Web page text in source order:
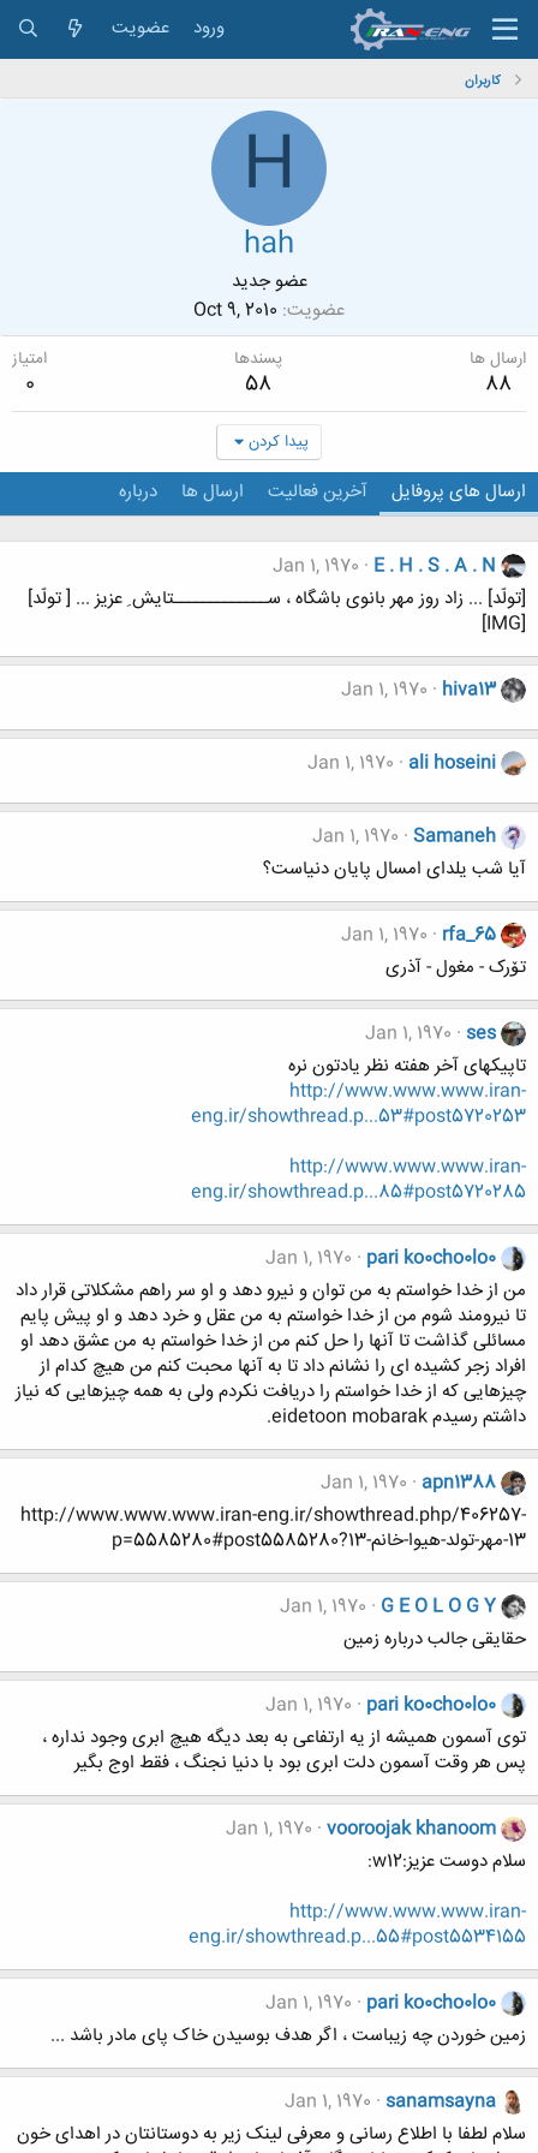
ورود عضویت
کاربران
H
hah
عضو جدید
عضویت Oct 9, 2010
ارسال ها
88
پسندها
58
امتیاز
0
پیدا کردن
ارسال های پروفایل آخرین فعالیت ارسال ها درباره
E . H . S . A . N
Jan 1, 1970
[تولّد] ... زاد روز مهر بانوی باشگاه ، ســـــــــــــتایش ِ عزیز ... [ تولّد]
[IMG]
hiva13
Jan 1, 1970
ali hoseini
Jan 1, 1970
Samaneh
Jan 1, 1970
آیا شب یلدای امسال پایان دنیاست؟
rfa_65
Jan 1, 1970
تۆرک - مغول - آذری
ses
Jan 1, 1970
تاپیکهای آخر هفته نظر یادتون نره
http://www.www.www.iran-
eng.ir/showthread.p...53#post5720253
http://www.www.www.iran-
eng.ir/showthread.p...85#post5720285
pari ko0cho0lo0
Jan 1, 1970
من از خدا خواستم به من توان و نیرو دهد و او سر راهم مشکلاتی قرار داد
تا نیرومند شوم من از خدا خواستم به من عقل و خرد دهد و او پیش پایم
مسائلی گذاشت تا آنها را حل کنم من از خدا خواستم به من عشق دهد او
افراد زجر کشیده ای را نشانم داد تا به آنها محبت کنم من هیچ کدام از
چیزهایی که از خدا خواستم را دریافت نکردم ولی به همه چیزهایی که نیاز
داشتم رسیدم eidetoon mobarak.
apn1388
Jan 1, 1970
http://www.www.www.iran-eng.ir/showthread.php/406257-
13-مهر-تولد-هیوا-خانم-13?p=5585280#post5585280
G E O L O G Y
Jan 1, 1970
حقایقی جالب درباره زمین
pari ko0cho0lo0
Jan 1, 1970
توی آسمون همیشه از یه ارتفاعی به بعد دیگه هیچ ابری وجود نداره ،
پس هر وقت آسمون دلت ابری بود با دنیا نجنگ ، فقط اوج بگیر
vooroojak khanoom
Jan 1, 1970
سلام دوست عزیز:w12:
http://www.www.www.iran-
eng.ir/showthread.p...55#post5534155
pari ko0cho0lo0
Jan 1, 1970
زمین خوردن چه زیباست ، اگر هدف بوسیدن خاک پای مادر باشد ...
sanamsayna
Jan 1, 1970
سلام لطفا با اطلاع رسانی و معرفی لینک زیر به دوستانتان در اهدای خون